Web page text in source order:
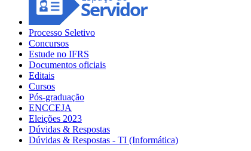
Processo Seletivo
Concursos
Estude no IFRS
Documentos oficiais
Editais
Cursos
Pós-graduação
ENCCEJA
Eleições 2023
Dúvidas & Respostas
Dúvidas & Respostas - TI (Informática)